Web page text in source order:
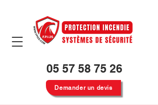
05 57 58 75 26
Demander un devis